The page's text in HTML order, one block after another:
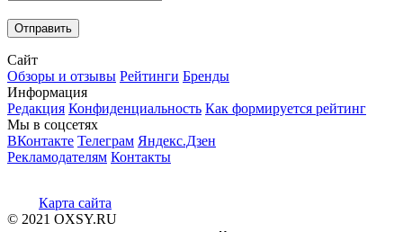
Сайт
Обзоры и отзывы Рейтинги Бренды
Информация
Редакция Конфиденциальность Как формируется рейтинг
Мы в соцсетях
ВКонтакте Телеграм Яндекс.Дзен
Рекламодателям Контакты
Карта сайта
© 2021 OXSY.RU